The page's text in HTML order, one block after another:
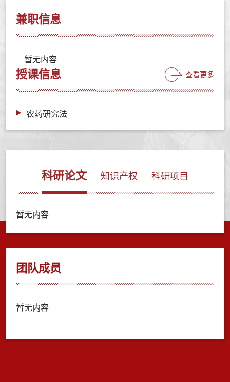
兼职信息
暂无内容
授课信息 查看更多
农药研究法
科研论文 知识产权 科研项目
暂无内容
团队成员
暂无内容